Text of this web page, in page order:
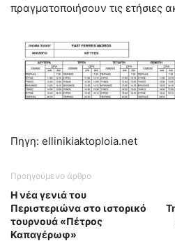
πραγματοποιήσουν τις ετήσιες
Πηγη: ellinikiaktoploia.net
Προηγούμενο άρθρο
Η νέα γενιά του
Περιστεριώνα στο ιστορικό
τουρνουά «Πέτρος
Καπαγέρωφ»